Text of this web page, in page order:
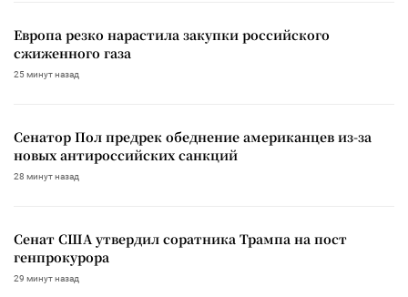
Европа резко нарастила закупки российского
сжиженного газа
25 минут назад
Сенатор Пол предрек обеднение американцев из-за
новых антироссийских санкций
28 минут назад
Сенат США утвердил соратника Трампа на пост
генпрокурора
29 минут назад